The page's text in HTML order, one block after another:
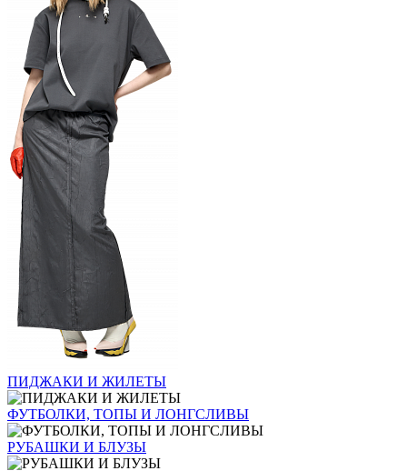
ПИДЖАКИ И ЖИЛЕТЫ
ФУТБОЛКИ, ТОПЫ И ЛОНГСЛИВЫ
РУБАШКИ И БЛУЗЫ